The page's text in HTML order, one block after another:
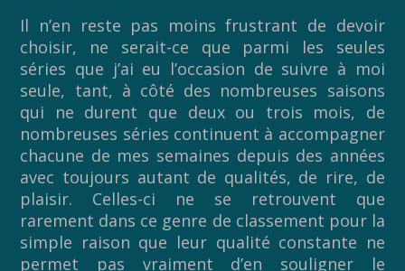
Il n’en reste pas moins frustrant de devoir
choisir, ne serait-ce que parmi les seules
séries que j’ai eu l’occasion de suivre à moi
seule, tant, à côté des nombreuses saisons
qui ne durent que deux ou trois mois, de
nombreuses séries continuent à accompagner
chacune de mes semaines depuis des années
avec toujours autant de qualités, de rire, de
plaisir. Celles-ci ne se retrouvent que
rarement dans ce genre de classement pour la
simple raison que leur qualité constante ne
permet pas vraiment d’en souligner le